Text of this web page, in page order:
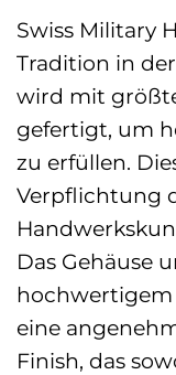
Swiss Military
Tradition in
wird mit
gefertigt, um
zu erfüllen.
Verpflichtung
Das Gehäuse
hochwertigem
eine
Finish, das